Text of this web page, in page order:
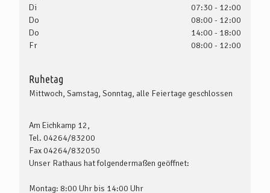
Di
07:30 - 12:00
Do
08:00 - 12:00
Do
14:00 - 18:00
Fr
08:00 - 12:00
Ruhetag
Mittwoch, Samstag, Sonntag, alle Feiertage geschlossen
Am Eichkamp 12,
Tel. 04264/83200
Fax 04264/832050
Unser Rathaus hat folgendermaßen geöffnet:
Montag: 8:00 Uhr bis 14:00 Uhr